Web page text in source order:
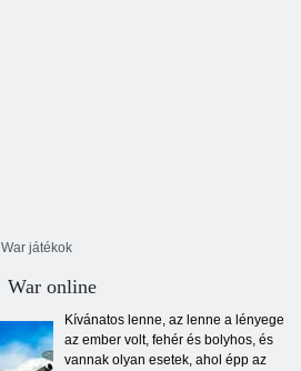
War játékok
War online
Kívánatos lenne, az lenne a lényege
az ember volt, fehér és bolyhos, és
vannak olyan esetek, ahol épp az